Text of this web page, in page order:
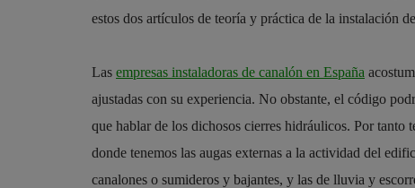
estos dos artículos de teoría y práctica de la instalación
Las empresas instaladoras de canalón en España
ajustadas con su experiencia. No obstante, el código
que hablar de los dichosos cierres hidráulicos. Por tanto
donde tenemos las augas externas a la actividad del
canalones o sumideros y bajantes, y las de lluvia y